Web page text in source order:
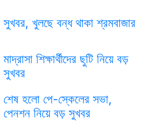
সুখবর, খুলছে বন্ধ থাকা শ্রমবাজার
মাদ্রাসা শিক্ষার্থীদের ছুটি নিয়ে বড়
সুখবর
শেষ হলো পে-স্কেলের সভা,
পেনশন নিয়ে বড় সুখবর